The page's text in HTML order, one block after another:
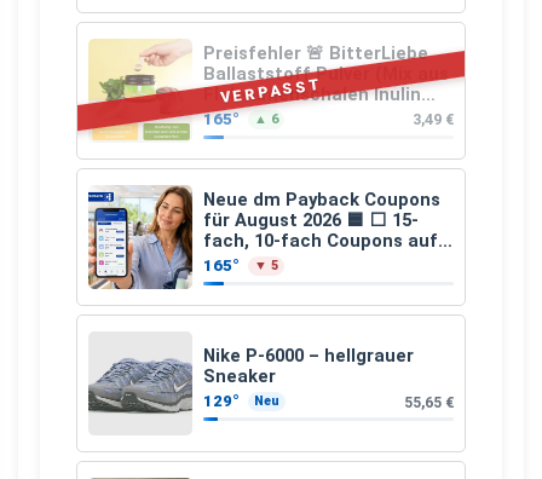
159,00 €, 2.500 km/Jahr)
VERPASST
Preisfehler 🚨 BitterLiebe
Ballaststoff Pulver (Mix aus
Flohsamenschalen Inulin
(Präbiotika) Leinsamen &
Apfelfaser)
165° ▲ 6 3,49 €
Neue dm Payback Coupons
für August 2026 🟦 ⬜ 15-
fach, 10-fach Coupons auf
den gesamten Einkauf ab 2
€
165° ▼ 5
Nike P-6000 – hellgrauer
Sneaker
129° Neu 55,65 €